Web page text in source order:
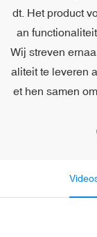
dt. Het product
an
Wij streven
aliteit te leveren
et hen samen